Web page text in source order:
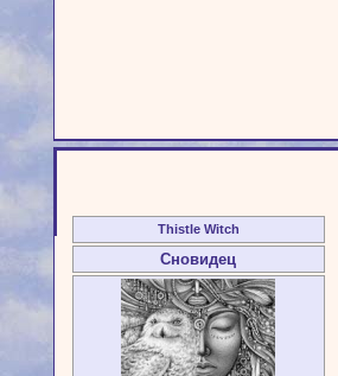
Thistle Witch
Сновидец